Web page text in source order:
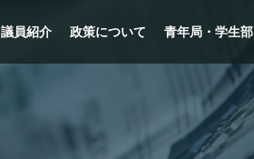
議員紹介 政策について 青年局・学生部